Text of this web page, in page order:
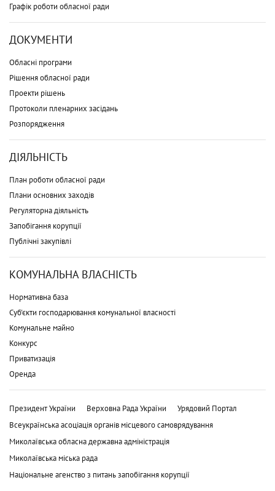
Графік роботи обласної ради
ДОКУМЕНТИ
Обласні програми
Рішення обласної ради
Проекти рішень
Протоколи пленарних засідань
Розпорядження
ДІЯЛЬНІСТЬ
План роботи обласної ради
Плани основних заходів
Регуляторна діяльність
Запобігання корупції
Публічні закупівлі
КОМУНАЛЬНА ВЛАСНІСТЬ
Нормативна база
Суб'єкти господарювання комунальної власності
Комунальне майно
Конкурс
Приватизація
Оренда
Президент України Верховна Рада України
Урядовий Портал
Всеукраїнська асоціація органів місцевого самоврядування
Миколаївська обласна державна адміністрація
Миколаївська міська рада
Національне агенство з питань запобігання корупції